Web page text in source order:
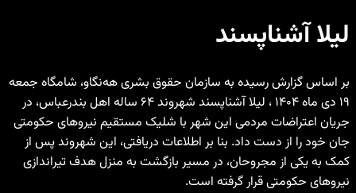
لیلا آشناپسند
بر اساس گزارش رسیده به سازمان حقوق بشری هه‌نگاو، شامگاه جمعه
۱۹ دی ‌ماه ۱۴۰۴ ، لیلا آشناپسند شهروند ۶۴ ساله اهل بندرعباس، در
جریان اعتراضات مردمی این شهر با شلیک مستقیم نیروهای حکومتی
جان خود را از دست داد. بنا بر اطلاعات دریافتی، این شهروند پس از
کمک به یکی از مجروحان، در مسیر بازگشت به منزل هدف تیراندازی
نیروهای حکومتی قرار گرفته است.